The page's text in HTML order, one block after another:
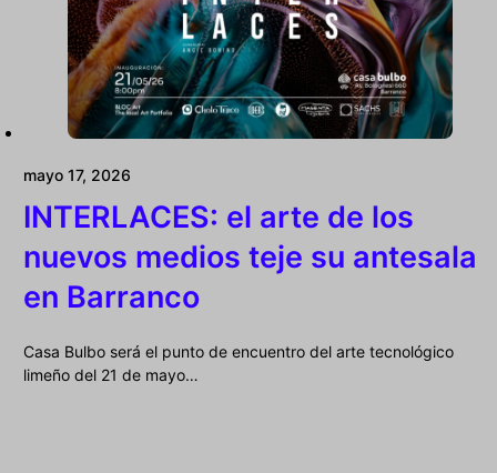
mayo 17, 2026
INTERLACES: el arte de los
nuevos medios teje su antesala
en Barranco
Casa Bulbo será el punto de encuentro del arte tecnológico
limeño del 21 de mayo…